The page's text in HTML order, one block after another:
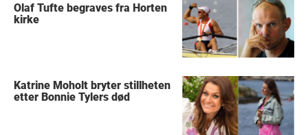
Olaf Tufte begraves fra Horten
kirke
Katrine Moholt bryter stillheten
etter Bonnie Tylers død